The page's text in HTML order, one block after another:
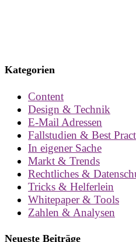
Kategorien
Content
Design & Technik
E-Mail Adressen
Fallstudien & Best
In eigener Sache
Markt & Trends
Rechtliches &
Tricks & Helferlein
Whitepaper & Tools
Zahlen & Analysen
Neueste Beiträge